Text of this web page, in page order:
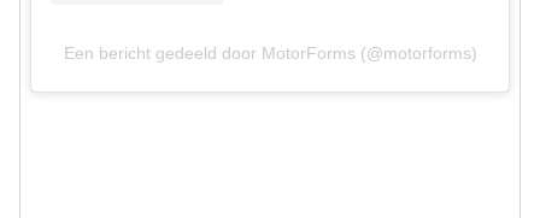
Een bericht gedeeld door MotorForms (@motorforms)